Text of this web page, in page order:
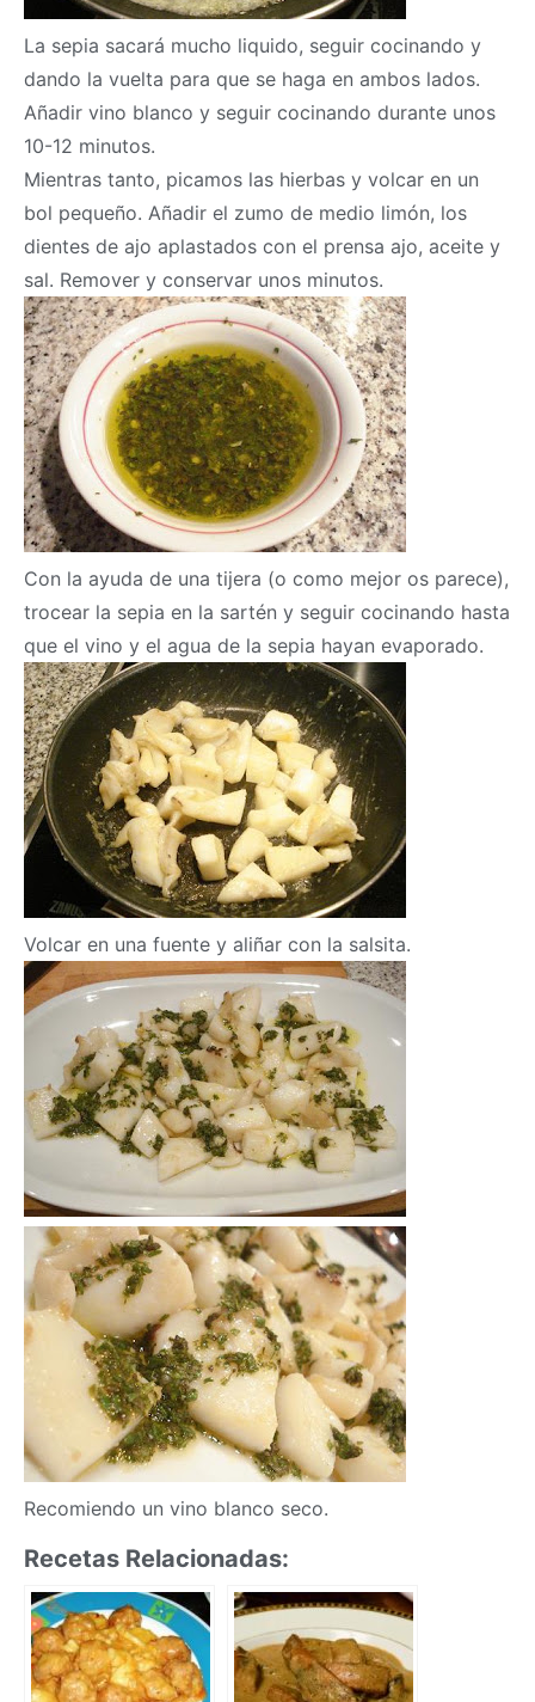
La sepia sacará mucho liquido, seguir cocinando y
dando la vuelta para que se haga en ambos lados.
Añadir vino blanco y seguir cocinando durante unos
10-12 minutos.
Mientras tanto, picamos las hierbas y volcar en un
bol pequeño. Añadir el zumo de medio limón, los
dientes de ajo aplastados con el prensa ajo, aceite y
sal. Remover y conservar unos minutos.
Con la ayuda de una tijera (o como mejor os parece),
trocear la sepia en la sartén y seguir cocinando hasta
que el vino y el agua de la sepia hayan evaporado.
Volcar en una fuente y aliñar con la salsita.
Recomiendo un vino blanco seco.
Recetas Relacionadas: